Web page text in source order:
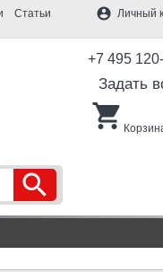
account_circle Личный
Статьи
+7 495
Задать
shopping_cart
search